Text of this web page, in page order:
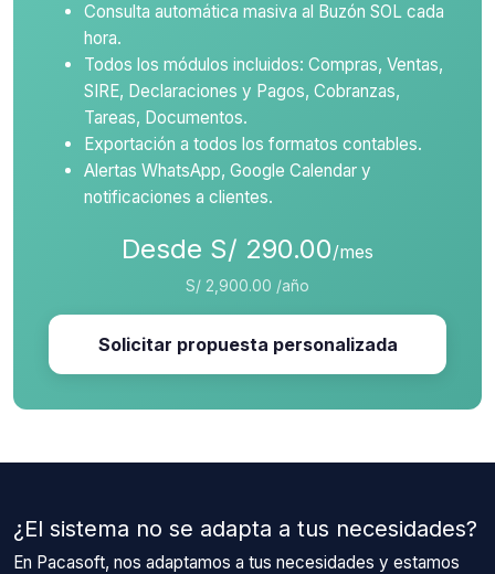
Consulta automática masiva al Buzón SOL cada
hora.
Todos los módulos incluidos: Compras, Ventas,
SIRE, Declaraciones y Pagos, Cobranzas,
Tareas, Documentos.
Exportación a todos los formatos contables.
Alertas WhatsApp, Google Calendar y
notificaciones a clientes.
Desde S/ 290.00/mes
S/ 2,900.00 /año
Solicitar propuesta personalizada
¿El sistema no se adapta a tus necesidades?
En Pacasoft, nos adaptamos a tus necesidades y estamos